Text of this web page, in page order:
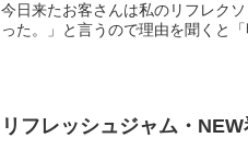
今日来たお客さんは私のリフレク
った。」と言うので理由を聞くと
リフレッシュジャム・